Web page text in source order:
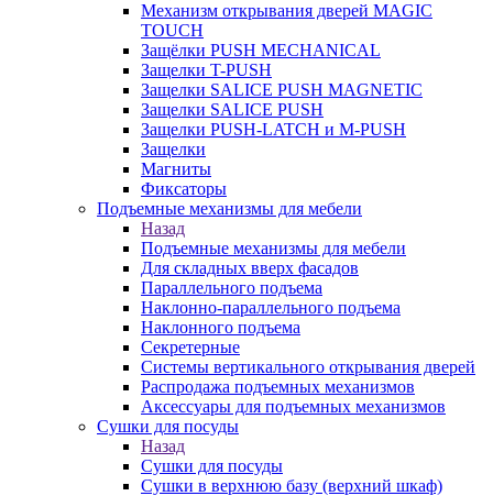
Механизм открывания дверей MAGIC
TOUCH
Защёлки PUSH MECHANICAL
Защелки T-PUSH
Защелки SALICE PUSH MAGNETIC
Защелки SALICE PUSH
Защелки PUSH-LATCH и M-PUSH
Защелки
Магниты
Фиксаторы
Подъемные механизмы для мебели
Назад
Подъемные механизмы для мебели
Для складных вверх фасадов
Параллельного подъема
Наклонно-параллельного подъема
Наклонного подъема
Секретерные
Системы вертикального открывания дверей
Распродажа подъемных механизмов
Аксессуары для подъемных механизмов
Сушки для посуды
Назад
Сушки для посуды
Сушки в верхнюю базу (верхний шкаф)